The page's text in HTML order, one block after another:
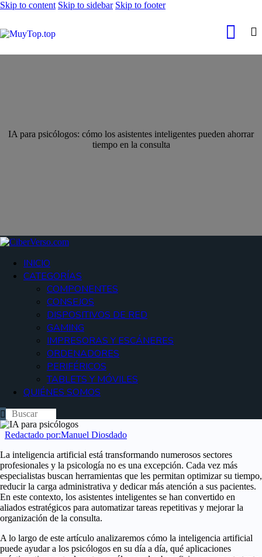
Skip to content Skip to sidebar Skip to footer
IA para psicólogos: cómo los asistentes inteligentes pueden ahorrar
tiempo en la consulta
INICIO
CATEGORÍAS
COMPONENTES
CONSEJOS
DISPOSITIVOS DE RED
GAMING
IMPRESORAS Y ESCÁNERES
ORDENADORES
PERIFÉRICOS
TABLETS Y MÓVILES
QUIÉNES SOMOS
Redactado por:Manuel Diosdado
La inteligencia artificial está transformando numerosos sectores
profesionales y la psicología no es una excepción. Cada vez más
especialistas buscan herramientas que les permitan optimizar su tiempo,
reducir la carga administrativa y dedicar más atención a sus pacientes.
En este contexto, los asistentes inteligentes se han convertido en
aliados estratégicos para automatizar tareas repetitivas y mejorar la
organización de la consulta.
A lo largo de este artículo analizaremos cómo la inteligencia artificial
puede ayudar a los psicólogos en su día a día, qué aplicaciones